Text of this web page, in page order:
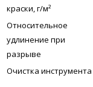
краски, г/м²
Относительное
удлинение при
разрыве
Очистка инструмента